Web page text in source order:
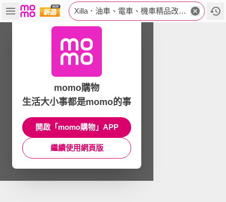
Xilla．油車、電車、機車精品改裝配件
momo購物
生活大小事都是momo的事
開啟「momo購物」APP
繼續使用網頁版